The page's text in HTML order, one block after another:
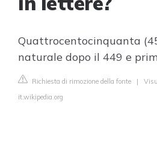
Quattrocentocinquanta
naturale dopo il 449 e
Richiesta di rimozione della fonte |
it.wikipedia.org